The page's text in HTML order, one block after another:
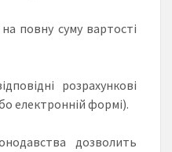
повну суму вартості
розрахункові
електронній формі).
дозволить